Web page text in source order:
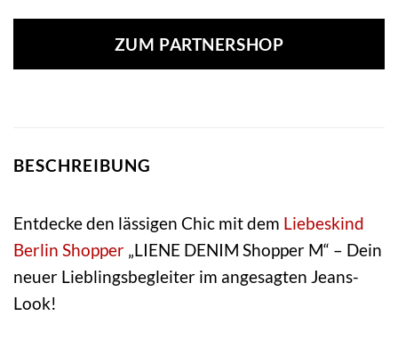
ZUM PARTNERSHOP
BESCHREIBUNG
Entdecke den lässigen Chic mit dem Liebeskind
Berlin Shopper „LIENE DENIM Shopper M“ – Dein
neuer Lieblingsbegleiter im angesagten Jeans-
Look!